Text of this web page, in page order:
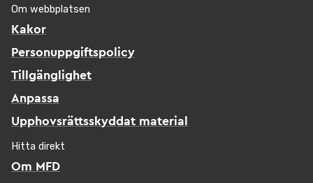
Om webbplatsen
Kakor
Personuppgiftspolicy
Tillgänglighet
Anpassa
Upphovsrättsskyddat material
Hitta direkt
Om MFD